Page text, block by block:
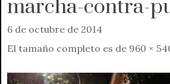
marcha-contra-
6 de octubre de 2014
El tamaño completo es de 960 ×